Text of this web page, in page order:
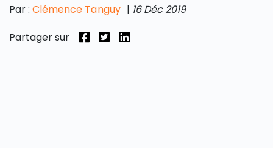
Par :Clémence Tanguy | 16 Déc 2019
Partager sur